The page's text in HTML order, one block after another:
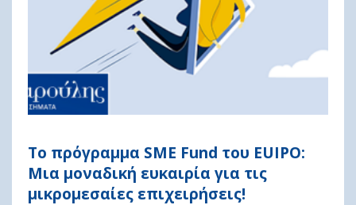
Το πρόγραμμα SME Fund του EUIPO:
Μια μοναδική ευκαιρία για τις
μικρομεσαίες επιχειρήσεις!